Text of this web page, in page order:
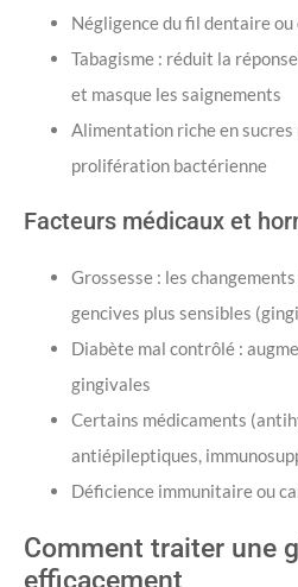
Négligence du fil dentaire ou
Tabagisme : réduit la
et masque les saignements
Alimentation riche en
prolifération bactérienne
Facteurs médicaux et
Grossesse : les
gencives plus sensibles
Diabète mal contrôlé :
gingivales
Certains médicaments
antiépileptiques,
Déficience immunitaire ou
Comment traiter une
efficacement